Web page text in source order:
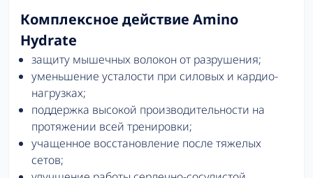
Комплексное действие Amino
Hydrate
защиту мышечных волокон от разрушения;
уменьшение усталости при силовых и кардио-
нагрузках;
поддержка высокой производительности на
протяжении всей тренировки;
учащенное восстановление после тяжелых
сетов;